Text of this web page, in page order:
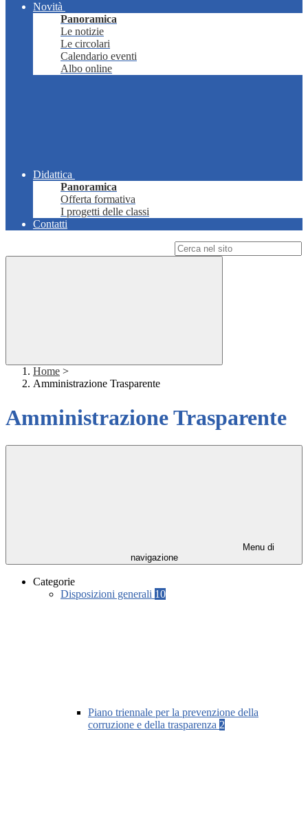
Novità
Panoramica
Le notizie
Le circolari
Calendario eventi
Albo online
Didattica
Panoramica
Offerta formativa
I progetti delle classi
Contatti
Home >
Amministrazione Trasparente
Amministrazione Trasparente
Menu di
navigazione
Categorie
Disposizioni generali 10
Piano triennale per la prevenzione della
corruzione e della trasparenza 2